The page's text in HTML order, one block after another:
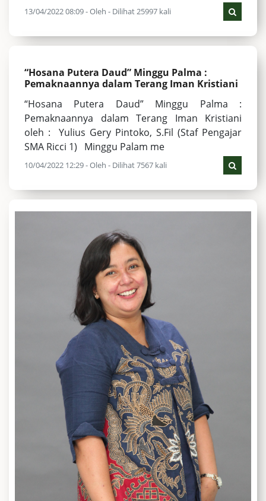
13/04/2022 08:09 - Oleh - Dilihat 25997 kali
“Hosana Putera Daud” Minggu Palma :
Pemaknaannya dalam Terang Iman Kristiani
“Hosana Putera Daud” Minggu Palma :
Pemaknaannya dalam Terang Iman Kristiani
oleh : Yulius Gery Pintoko, S.Fil (Staf Pengajar
SMA Ricci 1) Minggu Palam me
10/04/2022 12:29 - Oleh - Dilihat 7567 kali